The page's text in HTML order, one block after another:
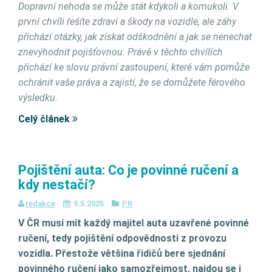
Dopravní nehoda se může stát kdykoli a komukoli. V
první chvíli řešíte zdraví a škody na vozidle, ale záhy
přichází otázky, jak získat odškodnění a jak se nenechat
znevýhodnit pojišťovnou. Právě v těchto chvílích
přichází ke slovu právní zastoupení, které vám pomůže
ochránit vaše práva a zajistí, že se domůžete férového
výsledku.
Celý článek
Pojištění auta: Co je povinné ručení a
kdy nestačí?
redakce 9.5.2025 PR
V ČR musí mít každý majitel auta uzavřené povinné
ručení, tedy pojištění odpovědnosti z provozu
vozidla. Přestože většina řidičů bere sjednání
povinného ručení jako samozřejmost, najdou se i